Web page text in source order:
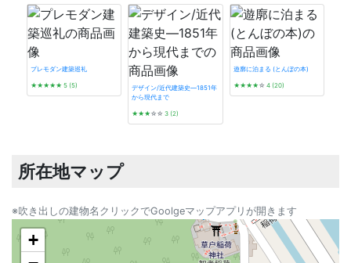
プレモダン建築巡礼
★★★★★ 5 (5)
デザイン/近代建築史―1851年
から現代まで
★★★☆☆ 3 (2)
遊廓に泊まる (とんぼの本)
★★★★☆ 4 (20)
所在地マップ
※吹き出しの建物名クリックでGoolgeマップアプリが開きます
福山市旧佐波浄水場配水池
福山市旧佐波浄水場門
福山市旧佐波浄水場浄水井上屋
+